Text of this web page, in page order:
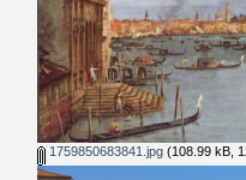
1759850683841.jpg(108.99 kB,